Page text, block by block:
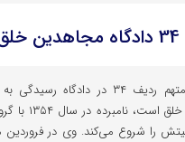
عذرا علوی طالقانی متهم ردیف ۳۴ در
تروریستی